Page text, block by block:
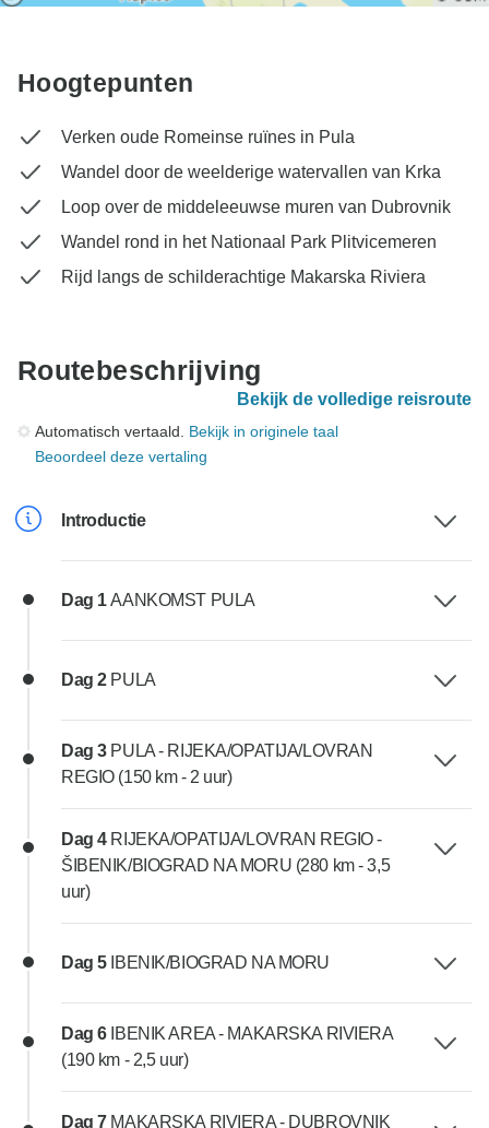
Hoogtepunten
Verken oude Romeinse ruïnes in Pula
Wandel door de weelderige watervallen van Krka
Loop over de middeleeuwse muren van Dubrovnik
Wandel rond in het Nationaal Park Plitvicemeren
Rijd langs de schilderachtige Makarska Riviera
Routebeschrijving
Bekijk de volledige reisroute
Automatisch vertaald. Bekijk in originele taal
Beoordeel deze vertaling
Introductie
Dag 1AANKOMST PULA
Dag 2 PULA
Dag 3 PULA - RIJEKA/OPATIJA/LOVRAN
REGIO (150 km - 2 uur)
Dag 4 RIJEKA/OPATIJA/LOVRAN REGIO -
ŠIBENIK/BIOGRAD NA MORU (280 km - 3,5
uur)
Dag 5 IBENIK/BIOGRAD NA MORU
Dag 6 IBENIK AREA - MAKARSKA RIVIERA
(190 km - 2,5 uur)
Dag 7 MAKARSKA RIVIERA - DUBROVNIK